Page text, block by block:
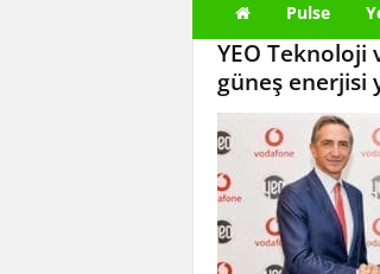
Pulse
YEO Teknoloji
güneş enerjisi